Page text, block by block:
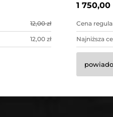
12,00 zł
12,00 zł
1 750,00
Cena
Najniższa